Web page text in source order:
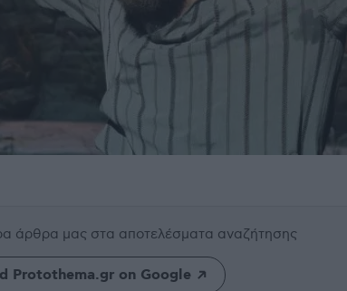
άρθρα μας στα αποτελέσματα αναζήτησης
Protothema.gr on Google